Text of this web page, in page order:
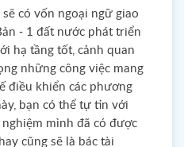
có vốn ngoại ngữ giao
- 1 đất nước phát triển
hạ tầng tốt, cảnh quan
những công việc mang
điều khiển các phương
bạn có thể tự tin với
mình đã có được
cũng sẽ là bác tài